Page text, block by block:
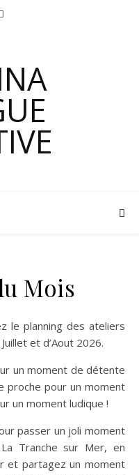
Mois
et d’Aout 2026.
un moment de détente
proche pour un moment
un moment ludique !
passer un joli moment
Tranche sur Mer, en
et partagez un moment